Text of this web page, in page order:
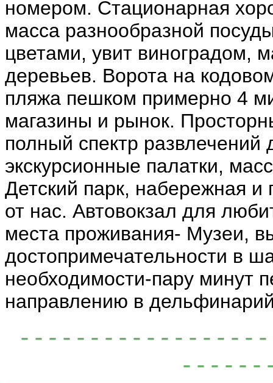
номером. Стационарная
масса разнообразной
цветами, увит виноградом,
деревьев. Ворота на
пляжа пешком примерно 4
магазины и рынок.
полный спектр развлечений
экскурсионные палатки,
Детский парк, набережная и
от нас. Автовокзал для
места проживания- Музеи,
достопримечательности в
необходимости-пару минут
направлению в
- - - - - - - - - - - - - - - - -
- - - - - -